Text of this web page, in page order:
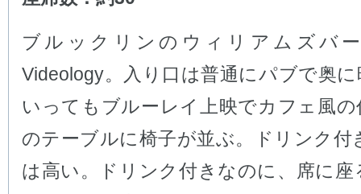
ブルックリンのウィリアムズバ
Videology。入り口は普通にパブで奥
いってもブルーレイ上映でカフェ風の
のテーブルに椅子が並ぶ。ドリンク付
は高い。ドリンク付きなのに、席に座